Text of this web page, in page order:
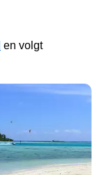
en volgt